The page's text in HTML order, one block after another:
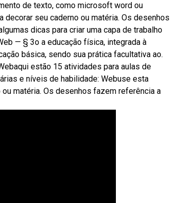
de texto, como microsoft word ou
seu caderno ou matéria. Os desenhos
dicas para criar uma capa de trabalho
— § 3o a educação física, integrada à
básica, sendo sua prática facultativa ao.
estão 15 atividades para aulas de
e níveis de habilidade: Webuse esta
matéria. Os desenhos fazem referência a